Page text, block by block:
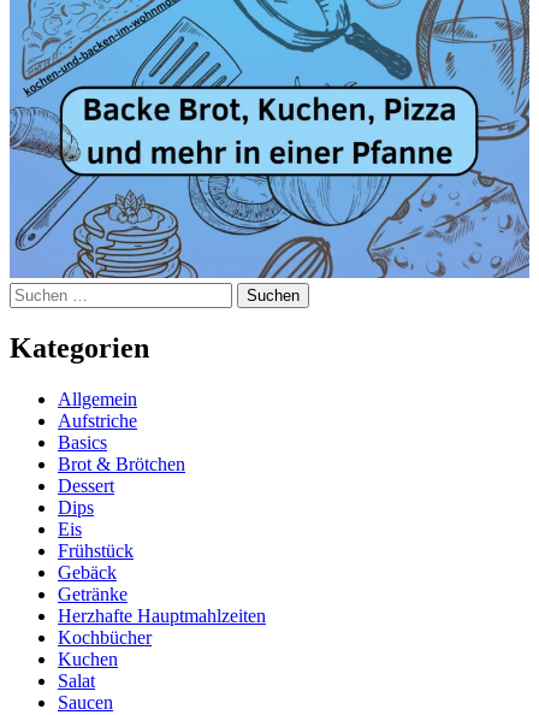
Suchen
nach:
Kategorien
Allgemein
Aufstriche
Basics
Brot & Brötchen
Dessert
Dips
Eis
Frühstück
Gebäck
Getränke
Herzhafte Hauptmahlzeiten
Kochbücher
Kuchen
Salat
Saucen